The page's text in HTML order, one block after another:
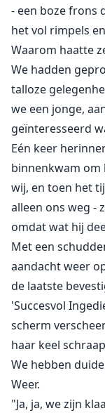
- een boze frons
het vol rimpels
Waarom haatte
We hadden
talloze
we een jonge,
geïnteresseerd
Eén keer
binnenkwam om
wij, en toen het
alleen ons weg -
omdat wat hij
Met een
aandacht weer
de laatste
'Succesvol
scherm
haar keel
We hebben
Weer.
"Ja, ja, we zijn